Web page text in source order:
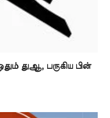
துஆ, பருகிய பின்